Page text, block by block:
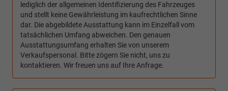
lediglich der allgemeinen Identifizierung des Fahrzeuges
und stellt keine Gewährleistung im kaufrechtlichen Sinne
dar. Die abgebildete Ausstattung kann im Einzelfall vom
tatsächlichen Umfang abweichen. Den genauen
Ausstattungsumfang erhalten Sie von unserem
Verkaufspersonal. Bitte zögern Sie nicht, uns zu
kontaktieren. Wir freuen uns auf Ihre Anfrage.